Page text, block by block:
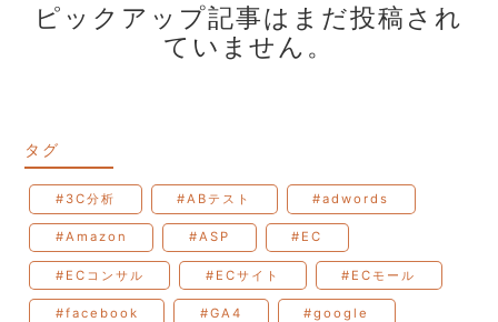
ピックアップ記事はまだ投稿され
ていません。
タグ
#3C分析 #ABテスト #adwords
#Amazon #ASP #EC
#ECコンサル #ECサイト #ECモール
#facebook #GA4 #google